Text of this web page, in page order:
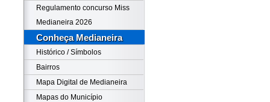
Regulamento concurso Miss
Medianeira 2026
Conheça Medianeira
Histórico / Símbolos
Bairros
Mapa Digital de Medianeira
Mapas do Município